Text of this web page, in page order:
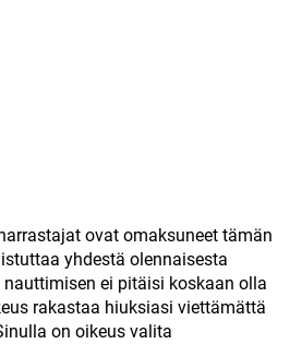
ovat omaksuneet tämän
yhdestä olennaisesta
ei pitäisi koskaan olla
rakastaa hiuksiasi viettämättä
on oikeus valita